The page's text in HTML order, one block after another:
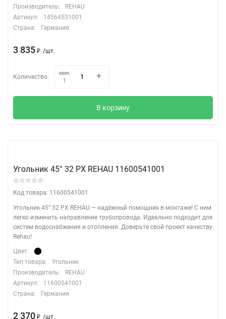
Производитель:
REHAU
Артикул:
14564531001
Страна:
Германия
3 835 ₽ /шт.
Количество:
мин.
1
В корзину
Угольник 45° 32 PX REHAU 11600541001
Код товара: 11600541001
Угольник 45° 32 PX REHAU — надёжный помощник в монтаже! С ним
легко изменить направление трубопровода. Идеально подходит для
систем водоснабжения и отопления. Доверьте свой проект качеству
Rehau!
Цвет:
Тип товара:
Угольник
Производитель:
REHAU
Артикул:
11600541001
Страна:
Германия
2 370 ₽ /шт.